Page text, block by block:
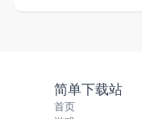
简单下载站
首页